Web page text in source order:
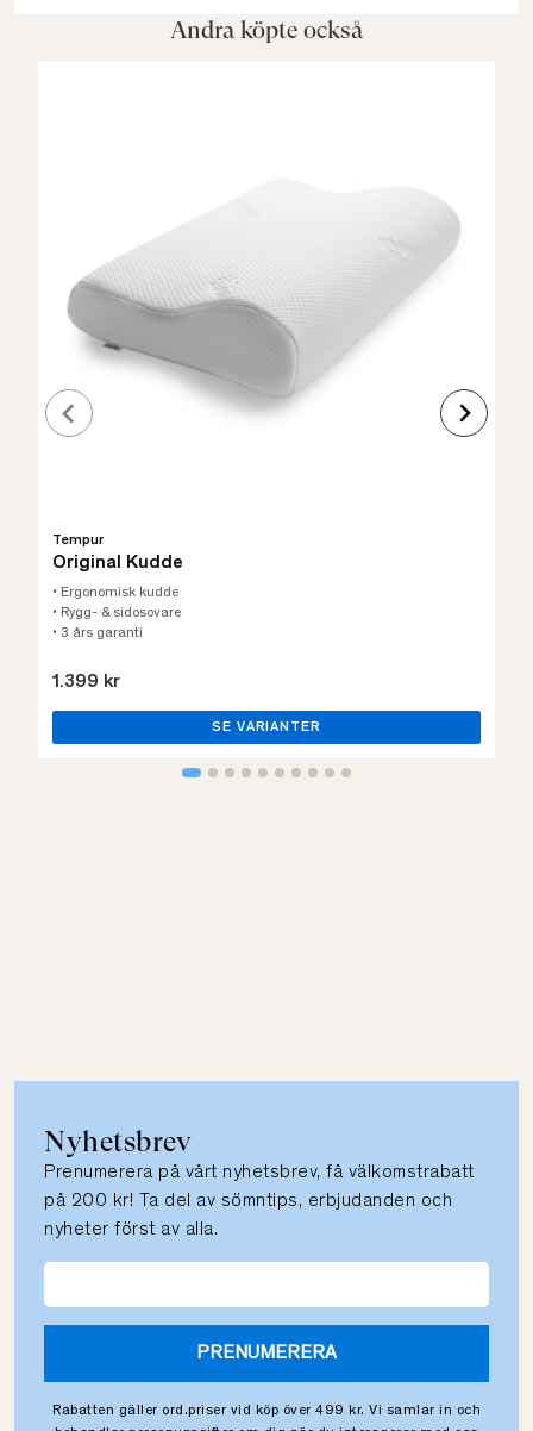
Andra köpte också
Tempur
Original Kudde
• Ergonomisk kudde
• Rygg- & sidosovare
• 3 års garanti
1.399 kr
SE VARIANTER
Nyhetsbrev
Prenumerera på vårt nyhetsbrev, få välkomstrabatt
på 200 kr! Ta del av sömntips, erbjudanden och
nyheter först av alla.
PRENUMERERA
Rabatten gäller ord.priser vid köp över 499 kr. Vi samlar in och